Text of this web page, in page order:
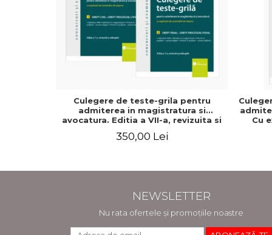
Culegere de teste-grila pentru
admiterea in magistratura si
avocatura. Editia a VII-a, revizuita si
adaugita - Ioan-Paul Chis, Cristinel
Ghigheci, Victor Vaduva, Madalina
350,00 Lei
Cu
NEWSLETTER
Nu rata ofertele și promoțiile noastre